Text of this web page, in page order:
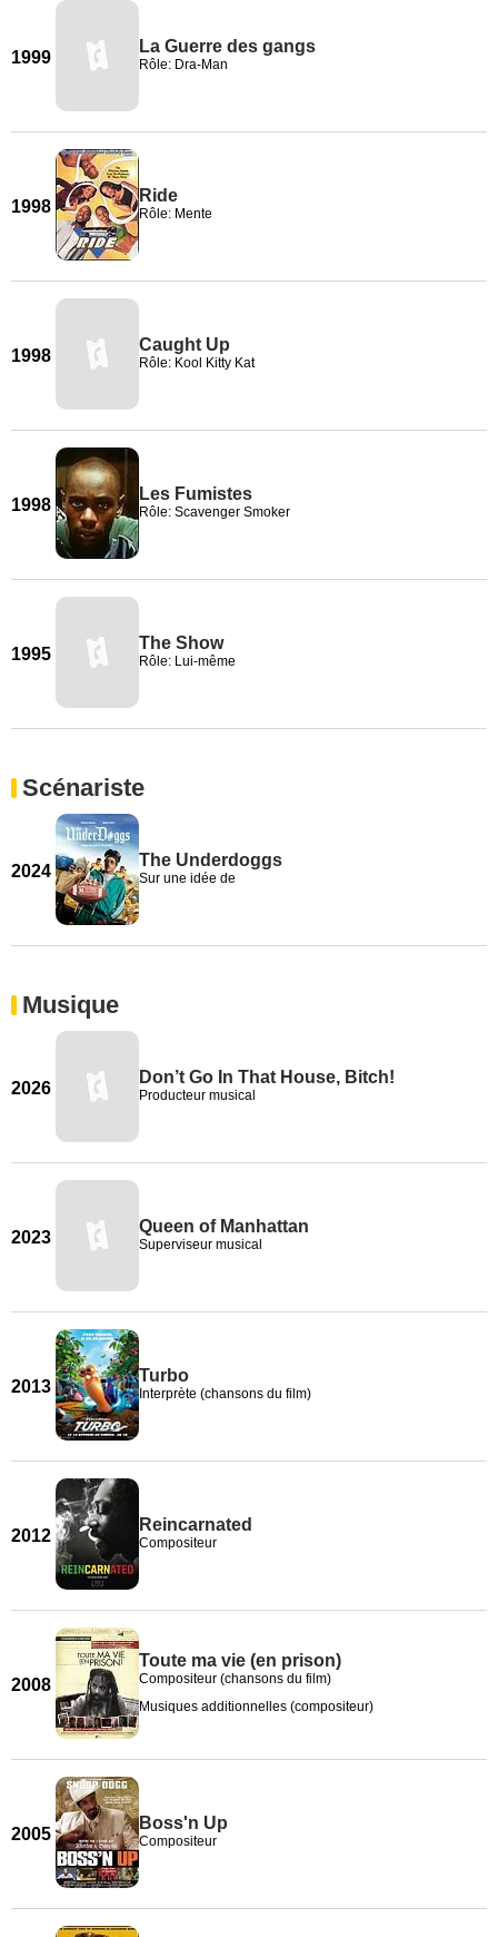
1999
La Guerre des gangs
Rôle: Dra-Man
1998
Ride
Rôle: Mente
1998
Caught Up
Rôle: Kool Kitty Kat
1998
Les Fumistes
Rôle: Scavenger Smoker
1995
The Show
Rôle: Lui-même
Scénariste
2024
The Underdoggs
Sur une idée de
Musique
2026
Don’t Go In That House, Bitch!
Producteur musical
2023
Queen of Manhattan
Superviseur musical
2013
Turbo
Interprète (chansons du film)
2012
Reincarnated
Compositeur
2008
Toute ma vie (en prison)
Compositeur (chansons du film)
Musiques additionnelles (compositeur)
2005
Boss'n Up
Compositeur